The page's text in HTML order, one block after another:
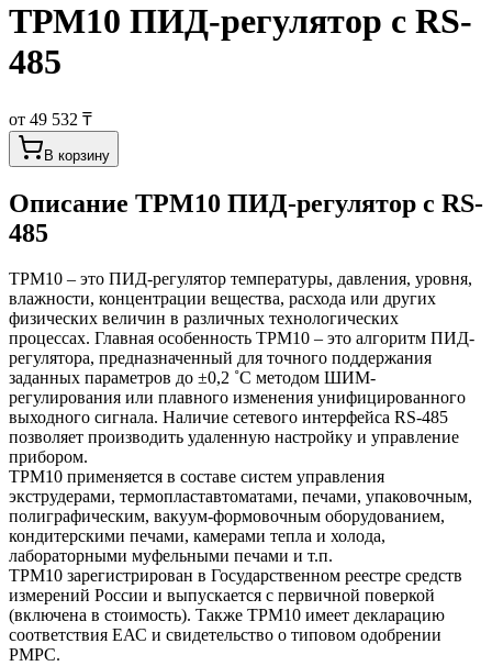
ТРМ10 ПИД-регулятор с RS-
485
от 49 532 ₸
В корзину
Описание ТРМ10 ПИД-регулятор с RS-
485
ТРМ10 – это ПИД-регулятор температуры, давления, уровня,
влажности, концентрации вещества, расхода или других
физических величин в различных технологических
процессах. Главная особенность ТРМ10 – это алгоритм ПИД-
регулятора, предназначенный для точного поддержания
заданных параметров до ±0,2 ˚С методом ШИМ-
регулирования или плавного изменения унифицированного
выходного сигнала. Наличие сетевого интерфейса RS-485
позволяет производить удаленную настройку и управление
прибором.
ТРМ10 применяется в составе систем управления
экструдерами, термопластавтоматами, печами, упаковочным,
полиграфическим, вакуум-формовочным оборудованием,
кондитерскими печами, камерами тепла и холода,
лабораторными муфельными печами и т.п.
ТРМ10 зарегистрирован в Государственном реестре средств
измерений России и выпускается с первичной поверкой
(включена в стоимость). Также ТРМ10 имеет декларацию
соответствия ЕАС и свидетельство о типовом одобрении
РМРС.